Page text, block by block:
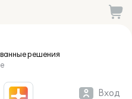
решения
Вход